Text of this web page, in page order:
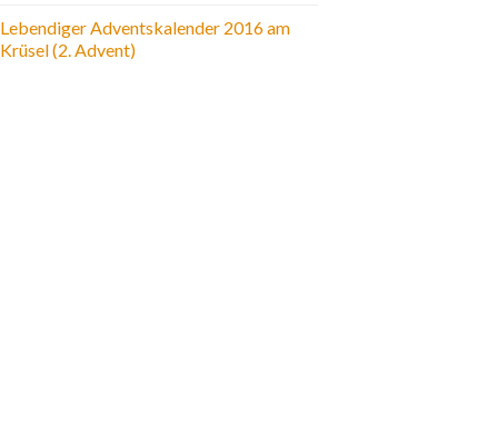
Lebendiger Adventskalender 2016 am
Krüsel (2. Advent)